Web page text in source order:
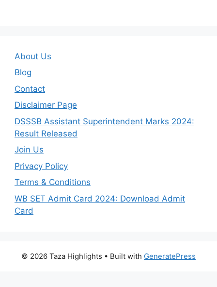
About Us
Blog
Contact
Disclaimer Page
DSSSB Assistant Superintendent Marks 2024:
Result Released
Join Us
Privacy Policy
Terms & Conditions
WB SET Admit Card 2024: Download Admit
Card
© 2026 Taza Highlights • Built with GeneratePress